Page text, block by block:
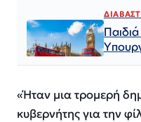
«Ήταν μια τρομερή
κυβερνήτης για την